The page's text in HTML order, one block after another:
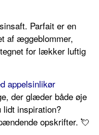
Parfait er en
af æggeblommer,
for lækker luftig
appelsinlikør
der glæder både øje
lidt inspiration?
opskrifter. 💘